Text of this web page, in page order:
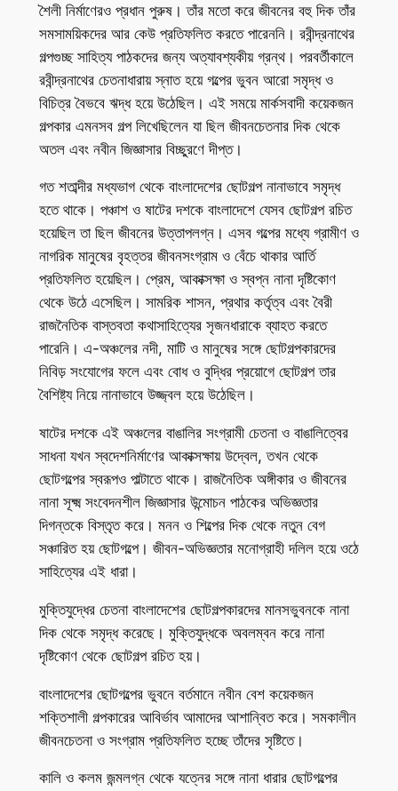
শৈলী নির্মাণেরও প্রধান পুরুষ। তাঁর মতো করে জীবনের বহু দিক তাঁর
সমসাময়িকদের আর কেউ প্রতিফলিত করতে পারেননি। রবীন্দ্রনাথের
গল্পগুচ্ছ সাহিত্য পাঠকদের জন্য অত্যাবশ্যকীয় গ্রন্থ। পরবর্তীকালে
রবীন্দ্রনাথের চেতনাধারায় স্নাত হয়ে গল্পের ভুবন আরো সমৃদ্ধ ও
বিচিত্র বৈভবে ঋদ্ধ হয়ে উঠেছিল। এই সময়ে মার্কসবাদী কয়েকজন
গল্পকার এমনসব গল্প লিখেছিলেন যা ছিল জীবনচেতনার দিক থেকে
অতল এবং নবীন জিজ্ঞাসার বিচ্ছুরণে দীপ্ত।
গত শতাব্দীর মধ্যভাগ থেকে বাংলাদেশের ছোটগল্প নানাভাবে সমৃদ্ধ
হতে থাকে। পঞ্চাশ ও ষাটের দশকে বাংলাদেশে যেসব ছোটগল্প রচিত
হয়েছিল তা ছিল জীবনের উত্তাপলগ্ন। এসব গল্পের মধ্যে গ্রামীণ ও
নাগরিক মানুষের বৃহত্তর জীবনসংগ্রাম ও বেঁচে থাকার আর্তি
প্রতিফলিত হয়েছিল। প্রেম, আকাক্সক্ষা ও স্বপ্ন নানা দৃষ্টিকোণ
থেকে উঠে এসেছিল। সামরিক শাসন, প্রথার কর্তৃত্ব এবং বৈরী
রাজনৈতিক বাস্তবতা কথাসাহিত্যের সৃজনধারাকে ব্যাহত করতে
পারেনি। এ-অঞ্চলের নদী, মাটি ও মানুষের সঙ্গে ছোটগল্পকারদের
নিবিড় সংযোগের ফলে এবং বোধ ও বুদ্ধির প্রয়োগে ছোটগল্প তার
বৈশিষ্ট্য নিয়ে নানাভাবে উজ্জ্বল হয়ে উঠেছিল।
ষাটের দশকে এই অঞ্চলের বাঙালির সংগ্রামী চেতনা ও বাঙালিত্বের
সাধনা যখন স্বদেশনির্মাণের আকাক্সক্ষায় উদ্বেল, তখন থেকে
ছোটগল্পের স্বরূপও পাল্টাতে থাকে। রাজনৈতিক অঙ্গীকার ও জীবনের
নানা সূক্ষ্ম সংবেদনশীল জিজ্ঞাসার উন্মোচন পাঠকের অভিজ্ঞতার
দিগন্তকে বিস্তৃত করে। মনন ও শিল্পের দিক থেকে নতুন বেগ
সঞ্চারিত হয় ছোটগল্পে। জীবন-অভিজ্ঞতার মনোগ্রাহী দলিল হয়ে ওঠে
সাহিত্যের এই ধারা।
মুক্তিযুদ্ধের চেতনা বাংলাদেশের ছোটগল্পকারদের মানসভুবনকে নানা
দিক থেকে সমৃদ্ধ করেছে। মুক্তিযুদ্ধকে অবলম্বন করে নানা
দৃষ্টিকোণ থেকে ছোটগল্প রচিত হয়।
বাংলাদেশের ছোটগল্পের ভুবনে বর্তমানে নবীন বেশ কয়েকজন
শক্তিশালী গল্পকারের আবির্ভাব আমাদের আশান্বিত করে। সমকালীন
জীবনচেতনা ও সংগ্রাম প্রতিফলিত হচ্ছে তাঁদের সৃষ্টিতে।
কালি ও কলম জন্মলগ্ন থেকে যত্নের সঙ্গে নানা ধারার ছোটগল্পের